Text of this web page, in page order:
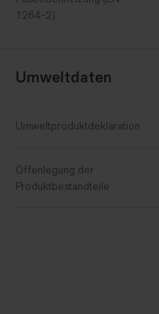
1264-2)
Umweltdaten
Umweltproduktdeklaration
Offenlegung der
Produktbestandteile